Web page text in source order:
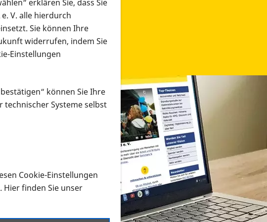
in verschiedenen Formaten an
nach Infonmaterial suchen und dieses bestellen bzw. herunterladen
erklären Sie, dass Sie
V. alle hierdurch
Sie können Ihre
widerrufen, indem Sie
Einstellungen
können Sie Ihre
technischer Systeme selbst
Cookie-Einstellungen
. Hier finden Sie unser